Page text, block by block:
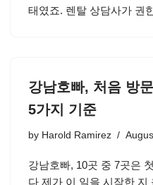
태였죠. 렌탈 상담사가 권
강남호빠, 처음 방
5가지 기준
by Harold Ramirez
강남호빠, 10곳 중 7곳은
다 제가 이 일을 시작한 지